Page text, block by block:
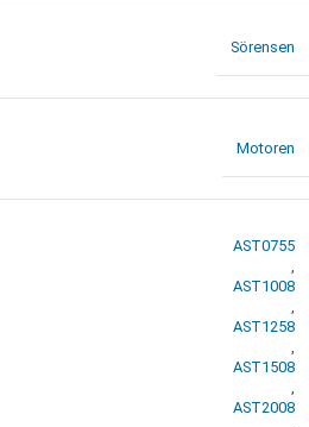
Sörensen
Motoren
AST0755
AST1008
AST1258
AST1508
AST2008